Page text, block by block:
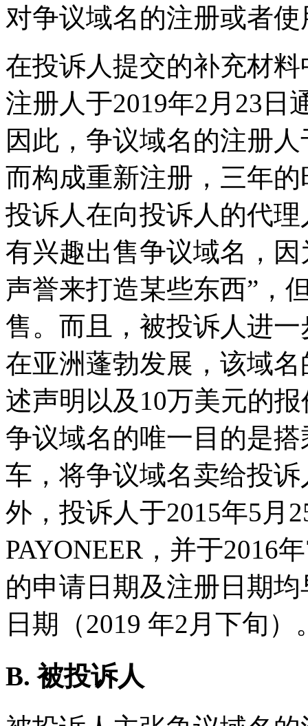
对争议域名的注册或者
在投诉人提交的补充材
注册人于2019年2月23日
因此，争议域名的注册
而构成重新注册，三年
投诉人在向投诉人的代
有兴趣出售争议域名，
声誉来打造某些东西”，
售。而且，被投诉人进一
在亚洲蓬勃发展，该域
述声明以及10万美元的
争议域名的唯一目的是搭
车，将争议域名卖给投
外，投诉人于2015年5月
PAYONEER，并于2016
的申请日期及注册日期
日期（2019 年2月下旬）
B. 被投诉人